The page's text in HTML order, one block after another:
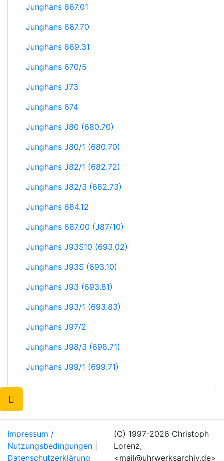
Junghans 667.01
Junghans 667.70
Junghans 669.31
Junghans 670/5
Junghans J73
Junghans 674
Junghans J80 (680.70)
Junghans J80/1 (680.70)
Junghans J82/1 (682.72)
Junghans J82/3 (682.73)
Junghans 684.12
Junghans 687.00 (J87/10)
Junghans J93S10 (693.02)
Junghans J93S (693.10)
Junghans J93 (693.81)
Junghans J93/1 (693.83)
Junghans J97/2
Junghans J98/3 (698.71)
Junghans J99/1 (699.71)
Impressum /
Nutzungsbedingungen
Datenschutzerklärung
(C) 1997-2026 Christoph
Lorenz,
<mail@uhrwerksarchiv.de>